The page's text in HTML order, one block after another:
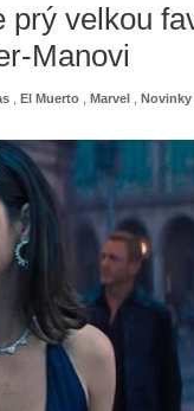
prý velkou
Manovi
El Muerto Marvel Novinky